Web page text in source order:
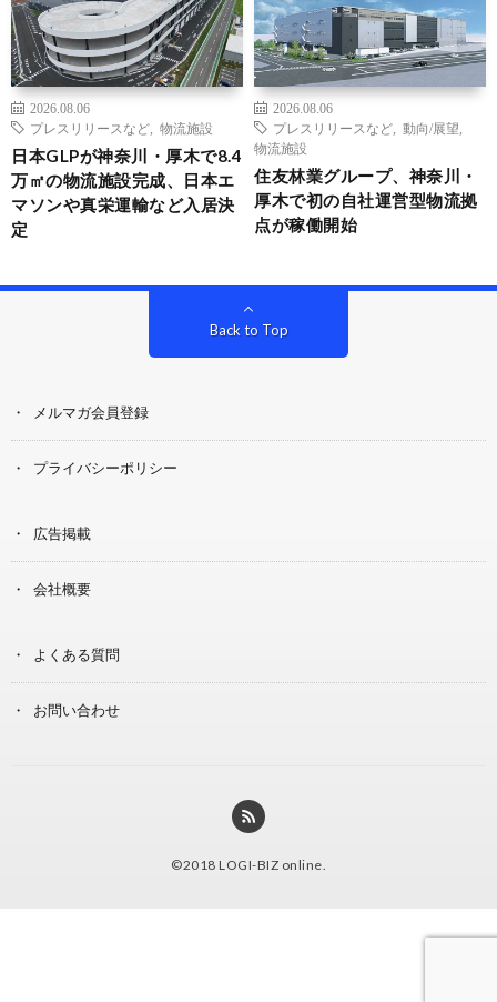
2026.08.06
プレスリリースなど
物流施設
日本GLPが神奈川・厚木で8.4
万㎡の物流施設完成、日本エ
マソンや真栄運輸など入居決
定
2026.08.06
プレスリリースなど
動向/展望
物流施設
住友林業グループ、神奈川・
厚木で初の自社運営型物流拠
点が稼働開始
Back to Top
メルマガ会員登録
プライバシーポリシー
広告掲載
会社概要
よくある質問
お問い合わせ
©2018 LOGI-BIZ online